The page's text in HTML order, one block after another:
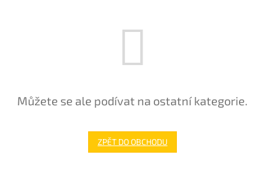
Můžete se ale podívat na ostatní kategorie.
ZPĚT DO OBCHODU